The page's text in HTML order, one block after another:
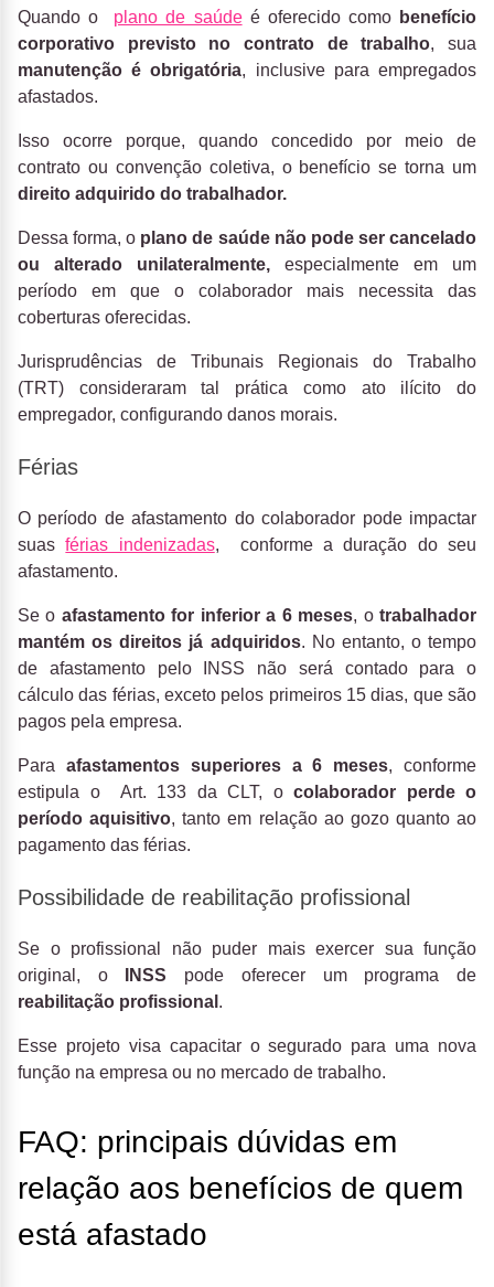
Quando o plano de saúdeé oferecido comobenefício
corporativo previsto no contrato de trabalho, sua
manutenção é obrigatória, inclusive para empregados
afastados.
Isso ocorre porque, quando concedido por meio de
contrato ou convenção coletiva, o benefício se torna um
direito adquirido do trabalhador.
Dessa forma, o plano de saúde não pode ser cancelado
ou alterado unilateralmente, especialmente em um
período em que o colaborador mais necessita das
coberturas oferecidas.
Jurisprudências de Tribunais Regionais do Trabalho
(TRT) consideraram tal prática como ato ilícito do
empregador, configurando danos morais.
Férias
O período de afastamento do colaborador pode impactar
suasférias indenizadas, conforme a duração do seu
afastamento.
Se o afastamento for inferior a 6 meses, otrabalhador
mantém os direitos já adquiridos. No entanto, o tempo
de afastamento pelo INSS não será contado para o
cálculo das férias, exceto pelos primeiros 15 dias, que são
pagos pela empresa.
Para afastamentos superiores a 6 meses, conforme
estipula o Art. 133 da CLT, o colaborador perde o
período aquisitivo, tanto em relação ao gozo quanto ao
pagamento das férias.
Possibilidade de reabilitação profissional
Se o profissional não puder mais exercer sua função
original, o
INSS pode oferecer um programa de
reabilitação profissional .
Esse projeto visa capacitar o segurado para uma nova
função na empresa ou no mercado de trabalho.
FAQ: principais dúvidas em
relação aos benefícios de quem
está afastado